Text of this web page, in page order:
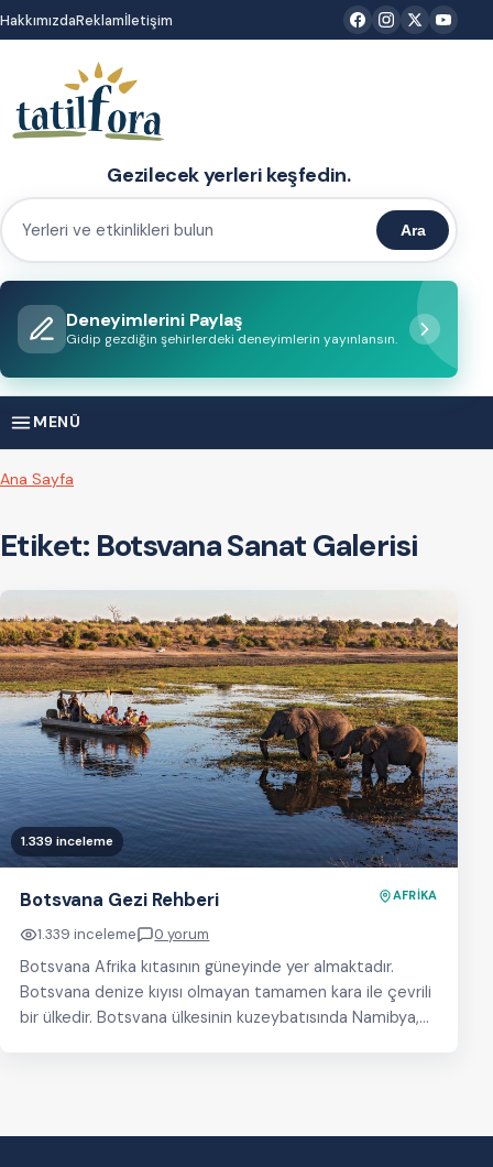
İçeriğe
atla
HakkımızdaReklamİletişim
Gezilecek yerleri keşfedin.
Yerleri
etkinlikleri
bulun
Ara
Deneyimlerini Paylaş
Gidip gezdiğin şehirlerdeki deneyimlerin yayınlansın.
MENÜ
Ana Sayfa
Etiket: Botsvana Sanat Galerisi
1.339 inceleme
Botsvana Gezi Rehberi AFRİKA
1.339 inceleme 0 yorum
Botsvana Afrika kıtasının güneyinde yer almaktadır.
Botsvana denize kıyısı olmayan tamamen kara ile çevrili
bir ülkedir. Botsvana ülkesinin kuzeybatısında Namibya,